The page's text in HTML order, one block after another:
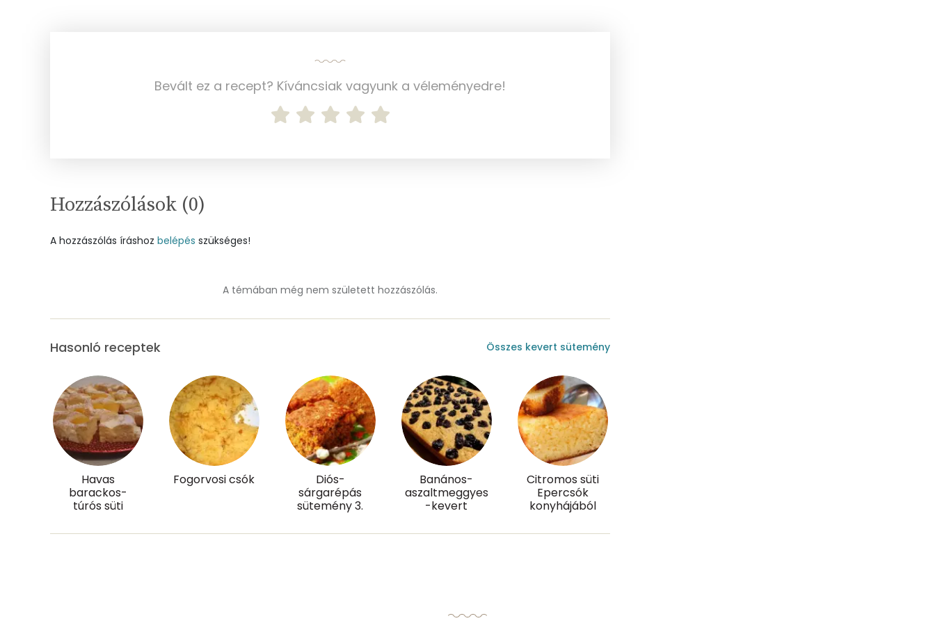
Vas
Magnézium
Szénhidrát
Összesen
103.6 g
Cukor
52 mg
Élelmi rost
5 mg
Bevált ez a recept? Kíváncsiak vagyunk a véleményedre!
Hozzászólások (0)
A hozzászólás íráshoz belépés szükséges!
A témában még nem született hozzászólás.
Hasonló receptek Összes kevert sütemény
Havas
barackos-
túrós süti
Fogorvosi csók
Diós-
sárgarépás
sütemény 3.
Banános-
aszaltmeggyes
-kevert
Citromos süti
Epercsók
konyhájából